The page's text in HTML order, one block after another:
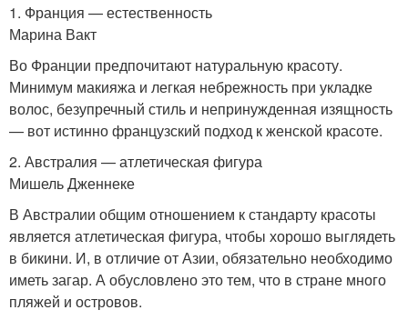
1. Франция — естественность
Марина Вакт
Во Франции предпочитают натуральную красоту.
Минимум макияжа и легкая небрежность при укладке
волос, безупречный стиль и непринужденная изящность
— вот истинно французский подход к женской красоте.
2. Австралия — атлетическая фигура
Мишель Дженнеке
В Австралии общим отношением к стандарту красоты
является атлетическая фигура, чтобы хорошо выглядеть
в бикини. И, в отличие от Азии, обязательно необходимо
иметь загар. А обусловлено это тем, что в стране много
пляжей и островов.